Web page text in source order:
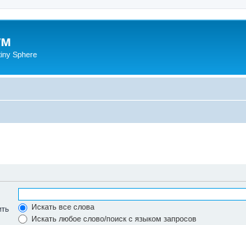
Sphere
Искать все слова
Искать любое слово/поиск с языком запросов